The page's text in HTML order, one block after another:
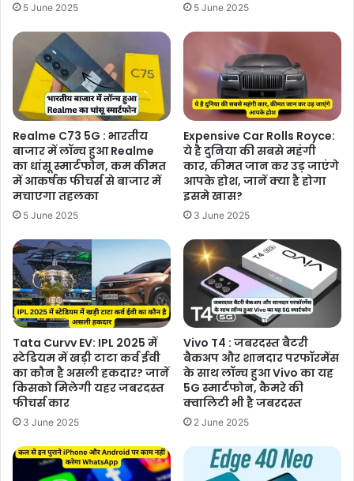
5 June 2025 5 June 2025
Realme C73 5G : भारतीय
बाजार में लॉन्च हुआ Realme
का धांसू स्मार्टफोन, कम कीमत
में आकर्षक फीचर्स से बाजार में
मचाएगा तहलका
5 June 2025
Expensive Car Rolls Royce:
ये है दुनिया की सबसे महंगी
कार, कीमत जान कर उड़ जाएंगे
आपके होश, जानें क्या है होगा
इसमे खास?
3 June 2025
Tata Curvv EV: IPL 2025 में
स्टेडियम में खड़ी टाटा कर्व ईवी
का कौन है असली हकदार? जानें
किसको मिलेगी यहर जबरदस्त
फीचर्स कार
3 June 2025
Vivo T4 : जबरदस्त बैटरी
बैकअप और शानदार परफॉरमेंस
के साथ लॉन्च हुआ Vivo का यह
5G स्मार्टफोन, कैमरे की
क्वालिटी भी है जबरदस्त
2 June 2025